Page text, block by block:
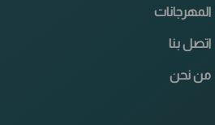
المهرجانات
اتصل بنا
من نحن